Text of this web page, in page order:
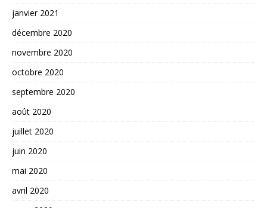
janvier 2021
décembre 2020
novembre 2020
octobre 2020
septembre 2020
août 2020
juillet 2020
juin 2020
mai 2020
avril 2020